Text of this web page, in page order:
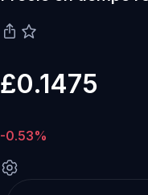
£0.1475
-0.53%